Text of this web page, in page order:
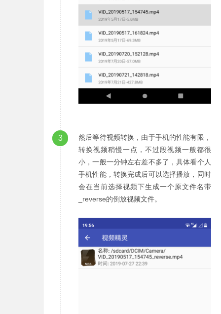
3
然后等待视频转换，由于手机的性能有限，
转换视频稍慢一点，不过段视频一般都很
小，一般一分钟左右差不多了，具体看个人
手机性能，转换完成后可以选择播放，同时
会在当前选择视频下生成一个原文件名带
_reverse的倒放视频文件。